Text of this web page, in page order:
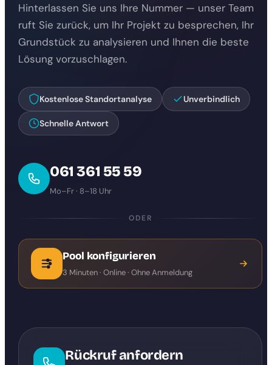
Hinterlassen Sie uns Ihre Nummer — unser Team
ruft Sie zurück, um Ihr Projekt zu besprechen, Ihr
Grundstück zu analysieren und Ihnen die beste
Lösung vorzuschlagen.
Kostenlose Standortanalyse Unverbindlich
Schnelle Antwort
061 361 55 59
Mo–Fr · 8–18 Uhr
ODER
Pool konfigurieren
3 Minuten · Online · Ohne Anmeldung
Rückruf anfordern